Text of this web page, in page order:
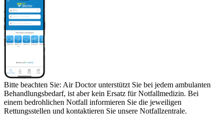
Bitte beachten Sie: Air Doctor unterstützt Sie bei jedem ambulanten
Behandlungsbedarf, ist aber kein Ersatz für Notfallmedizin. Bei
einem bedrohlichen Notfall informieren Sie die jeweiligen
Rettungsstellen und kontaktieren Sie unsere Notfallzentrale.